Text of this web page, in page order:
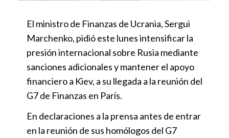
El ministro de Finanzas de Ucrania, Sergui
Marchenko, pidió este lunes intensificar la
presión internacional sobre Rusia mediante
sanciones adicionales y mantener el apoyo
financiero a Kiev, a su llegada a la reunión del
G7 de Finanzas en París.
En declaraciones a la prensa antes de entrar
en la reunión de sus homólogos del G7